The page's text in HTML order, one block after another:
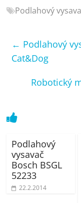
bazény
Podlahový
← Podlahový
Cat&Dog
Robotický
Podlahový
vysavač
Bosch BSGL
52233
22.2.2014